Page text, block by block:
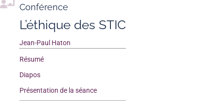
Conférence
L’éthique des STIC
Jean-Paul Haton
Résumé
Diapos
Présentation de la séance